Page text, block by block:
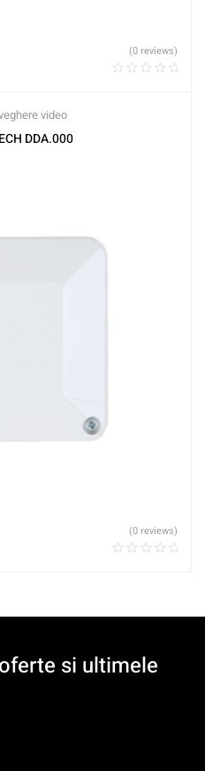
(0 reviews)
video
DDA.000
(0 reviews)
si ultimele